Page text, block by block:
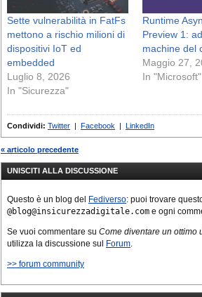
Sette vulnerabilità in FatFs
mettono a rischio milioni di
dispositivi IoT ed
embedded
Luglio 8, 2026
In "Sicurezza"
Runtime
Preview 1:
machine del
Maggio 27,
In "Microsoft"
Condividi: Twitter | Facebook | LinkedIn
« articolo precedente
UNISCITI ALLA DISCUSSIONE
Questo è un blog del Fediverso: puoi trovare
@blog@insicurezzadigitale.com e ogni
Se vuoi commentare su Come diventare un ottimo
utilizza la discussione sul
Forum.
>> forum community